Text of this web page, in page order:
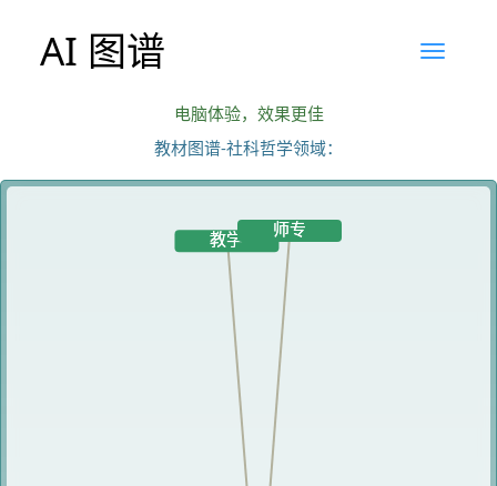
AI 图谱
电脑体验，效果更佳
教材图谱-社科哲学领域：